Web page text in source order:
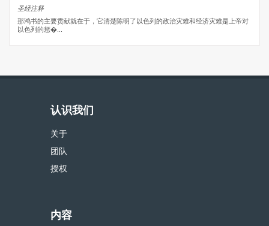
圣经注释
那鸿书的主要贡献就在于，它清楚陈明了以色列的政治灾难和经济灾难是上帝对
以色列的惩�...
认识我们
关于
团队
授权
内容